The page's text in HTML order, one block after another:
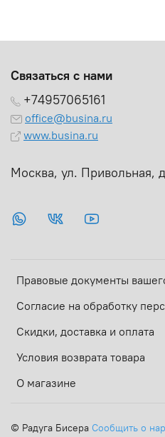
Правовые документы
Согласие на обработку
Скидки, доставка и оплата
Условия возврата товара
О магазине
Связаться с нами
+74957065161
office@busina.ru
www.busina.ru
Москва, ул. Привольная,
© Радуга Бисера Сообщить о